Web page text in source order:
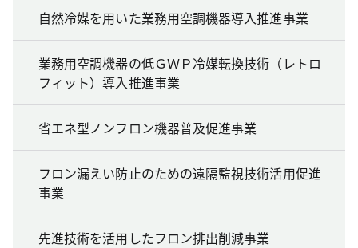
自然冷媒を用いた業務用空調機器導入推進事業
業務用空調機器の低ＧＷＰ冷媒転換技術（レトロ
フィット）導入推進事業
省エネ型ノンフロン機器普及促進事業
フロン漏えい防止のための遠隔監視技術活用促進
事業
先進技術を活用したフロン排出削減事業